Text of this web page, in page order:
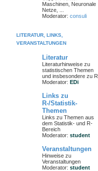
Maschinen, Neuronale
Netze, ...
Moderator: consuli
LITERATUR, LINKS,
VERANSTALTUNGEN
Literatur
Literaturhinweise zu
statistischen Themen
und insbesondere zu R
Moderator: EDi
Links zu
R-/Statistik-
Themen
Links zu Themen aus
dem Statistik- und R-
Bereich
Moderator: student
Veranstaltungen
Hinweise zu
Veranstaltungen
Moderator: student